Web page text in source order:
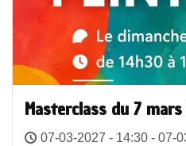
Masterclass du 7
07-03-2027 - 14:30 - 07-